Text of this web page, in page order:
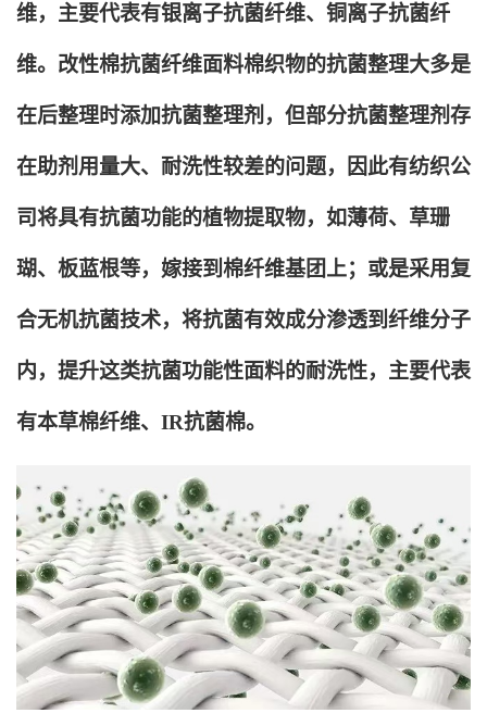
维，主要代表有银离子抗菌纤维、铜离子抗菌纤
维。改性棉抗菌纤维面料棉织物的抗菌整理大多是
在后整理时添加抗菌整理剂，但部分抗菌整理剂存
在助剂用量大、耐洗性较差的问题，因此有纺织公
司将具有抗菌功能的植物提取物，如薄荷、草珊
瑚、板蓝根等，嫁接到棉纤维基团上；或是采用复
合无机抗菌技术，将抗菌有效成分渗透到纤维分子
内，提升这类抗菌功能性面料的耐洗性，主要代表
有本草棉纤维、IR抗菌棉。